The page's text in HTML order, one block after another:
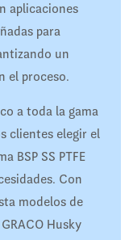
aplicaciones
para
un
el proceso.
a toda la gama
clientes elegir el
BSP SS PTFE
Con
modelos de
Husky